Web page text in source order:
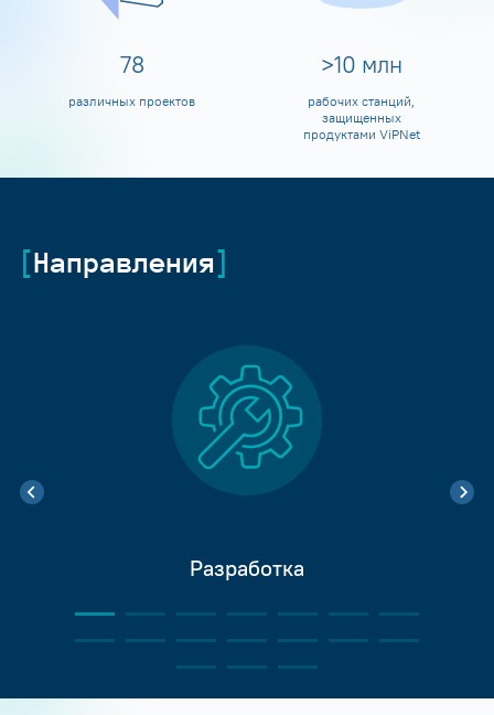
80
различных проектов
>10 млн
рабочих станций,
защищенных
продуктами ViPNet
Направления
Разработка